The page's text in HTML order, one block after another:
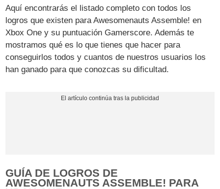
Aquí encontrarás el listado completo con todos los
logros que existen para Awesomenauts Assemble! en
Xbox One y su puntuación Gamerscore. Además te
mostramos qué es lo que tienes que hacer para
conseguirlos todos y cuantos de nuestros usuarios los
han ganado para que conozcas su dificultad.
GUÍA DE LOGROS DE
AWESOMENAUTS ASSEMBLE! PARA